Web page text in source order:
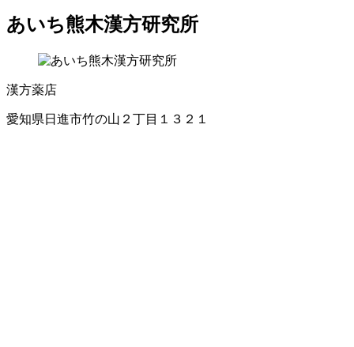
あいち熊木漢方研究所
漢方薬店
愛知県日進市竹の山２丁目１３２１